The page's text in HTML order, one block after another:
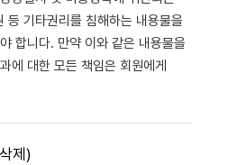
등 기타권리를 침해하는 내용물을
합니다. 만약 이와 같은 내용물을
에 대한 모든 책임은 회원에게
제)